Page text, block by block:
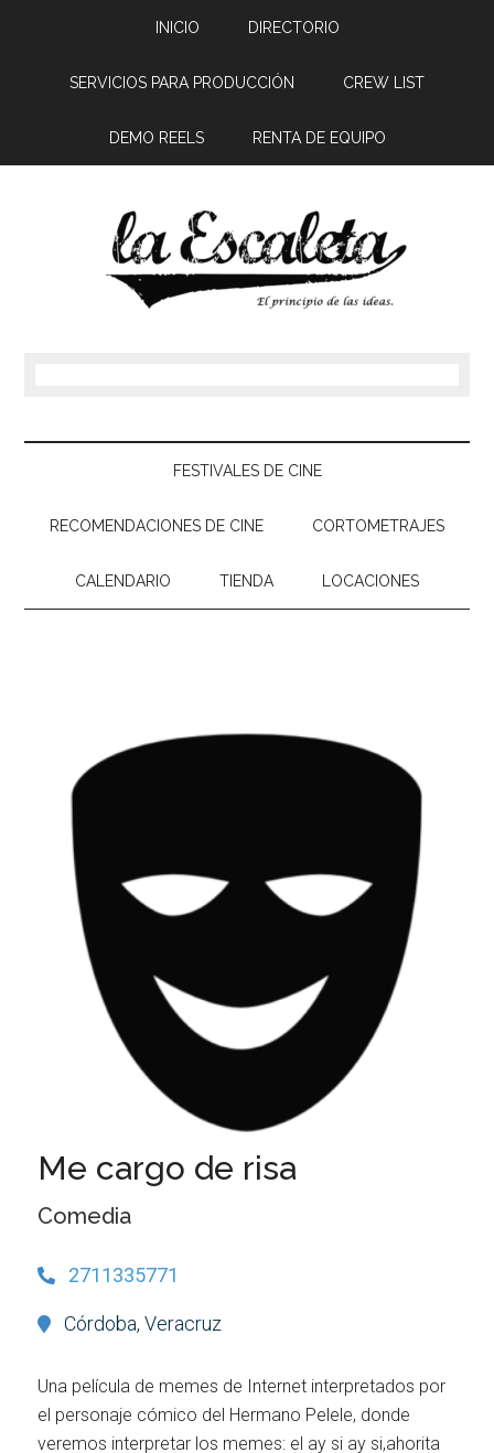
INICIO DIRECTORIO
SERVICIOS PARA PRODUCCIÓN CREW LIST
DEMO REELS RENTA DE EQUIPO
FESTIVALES DE CINE
RECOMENDACIONES DE CINE CORTOMETRAJES
CALENDARIO TIENDA LOCACIONES
Me cargo de risa
Comedia
2711335771
Córdoba, Veracruz
Una película de memes de Internet interpretados por
el personaje cómico del Hermano Pelele, donde
veremos interpretar los memes: el ay si ay si,ahorita